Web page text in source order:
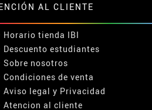
AL CLIENTE
Horario tienda IBI
Descuento estudiantes
Sobre nosotros
Condiciones de venta
Aviso legal y Privacidad
Atencion al cliente